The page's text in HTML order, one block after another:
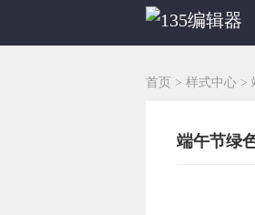
首页 > 样式中心 >
端午节绿